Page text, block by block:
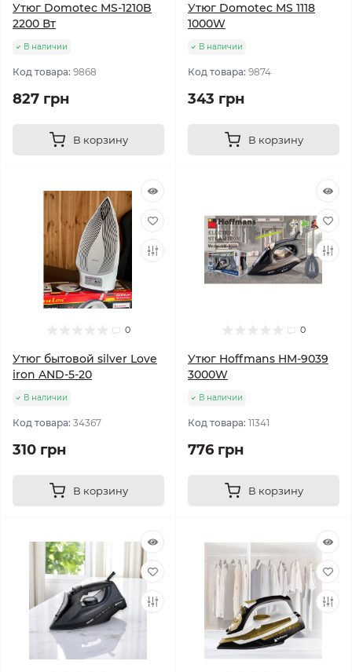
Утюг Domotec MS-1210B
2200 Вт
В наличии
Код товара: 9868
827 грн
В корзину
Утюг Domotec MS 1118
1000W
В наличии
Код товара: 9874
343 грн
В корзину
0
Утюг бытовой silver Love
iron AND-5-20
В наличии
Код товара: 34367
310 грн
В корзину
0
Утюг Hoffmans HM-9039
3000W
В наличии
Код товара: 11341
776 грн
В корзину